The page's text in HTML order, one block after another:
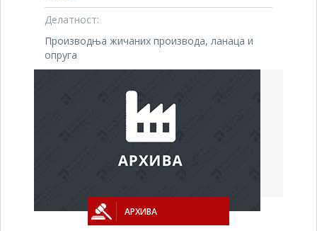
Делатност:
Производња жичаних производа, ланаца и
опруга
АРХИВА